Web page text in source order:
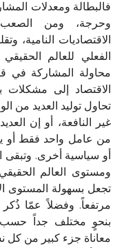
فالبطالة ومعدلات
وحرجة، ومن الصعب
الاقتصاديات النامية،
الفعلي للعالم
محاولة المشاركة في
الاقتصاد إلى مشكلات
تحاول توليد العديد من
غير النافعة، أو إن
من عامل واحد فقط أو
أو سياسية أخرى. وتبقى
ومستوى العالم
تجعل بسهولة المستوى
مرتفعاً. وفضلاً عمّا ذُكر
بنحوٍ مختلف جداً حسب
معاناة جزء كبير من كل